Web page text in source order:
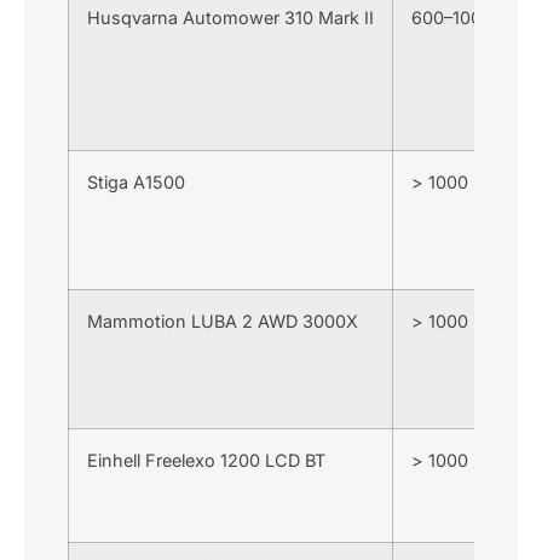
Husqvarna Automower 310 Mark II 600–1000 m²
Stiga A1500 > 1000 m²
Mammotion LUBA 2 AWD 3000X > 1000 m²
Einhell Freelexo 1200 LCD BT > 1000 m²